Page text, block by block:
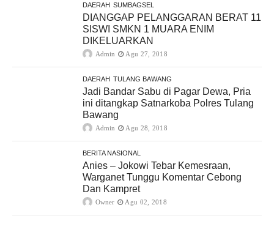
DAERAH SUMBAGSEL
DIANGGAP PELANGGARAN BERAT 11
SISWI SMKN 1 MUARA ENIM
DIKELUARKAN
Admin Agu 27, 2018
DAERAH TULANG BAWANG
Jadi Bandar Sabu di Pagar Dewa, Pria
ini ditangkap Satnarkoba Polres Tulang
Bawang
Admin Agu 28, 2018
BERITA NASIONAL
Anies – Jokowi Tebar Kemesraan,
Warganet Tunggu Komentar Cebong
Dan Kampret
Owner Agu 02, 2018